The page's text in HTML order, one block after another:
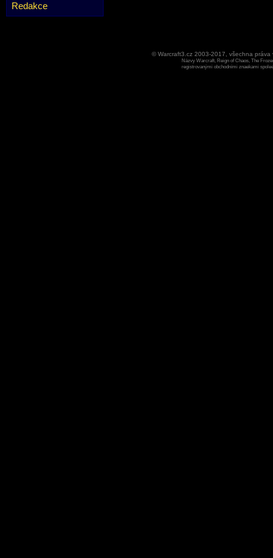
Redakce
© Warcraft3.cz 2003-2017, všechna
Názvy Warcraft, Reign of Chaos, The
registrovanými obchodními znaekami